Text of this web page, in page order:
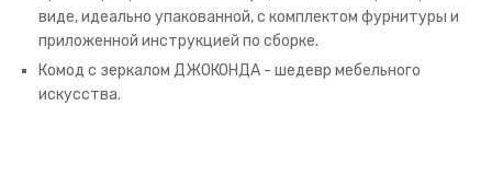
виде, идеально упакованной, с комплектом фурнитуры и
приложенной инструкцией по сборке.
Комод с зеркалом ДЖОКОНДА - шедевр мебельного
искусства.